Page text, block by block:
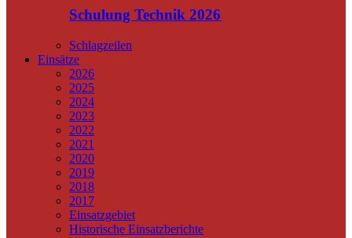
Schulung Technik 2026
Schlagzeilen
Einsätze
2026
2025
2024
2023
2022
2021
2020
2019
2018
2017
Einsatzgebiet
Historische Einsatzberichte